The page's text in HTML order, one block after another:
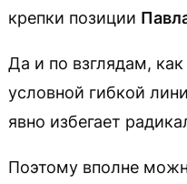
крепки позиции
Да и по взглядам,
условной гибкой
явно избегает
Поэтому вполне